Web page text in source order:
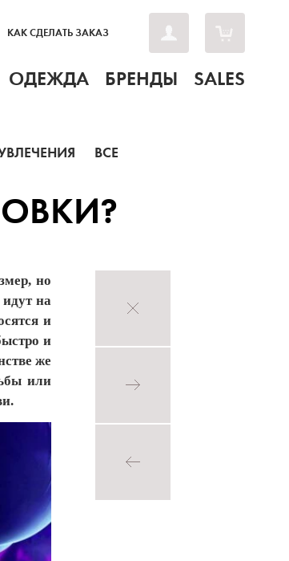
КАК СДЕЛАТЬ ЗАКАЗ
ОДЕЖДА БРЕНДЫ SALES
ВСЕ
но
на
и
и
же
или